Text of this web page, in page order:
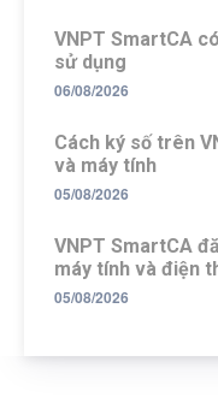
VNPT SmartCA
sử dụng
06/08/2026
Cách ký số trên
và máy tính
05/08/2026
VNPT SmartCA
máy tính và điện
05/08/2026